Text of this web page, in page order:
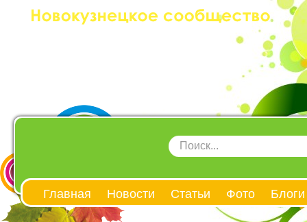
Главная Новости Статьи Фото Блоги